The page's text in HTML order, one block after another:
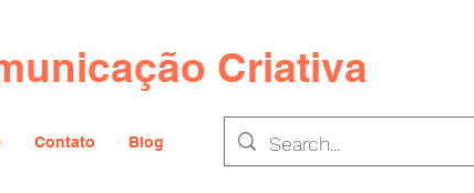
Criativa
Contato Blog